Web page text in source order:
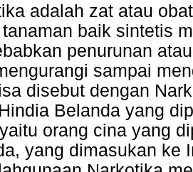
adalah zat atau
baik sintetis
penurunan
sampai
disebut dengan
Belanda yang
orang cina yang
yang dimasukan ke